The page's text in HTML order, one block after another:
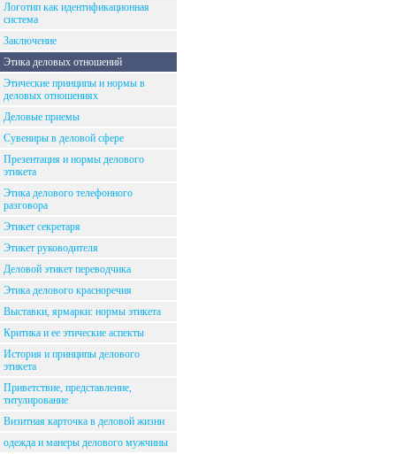
Логотип как идентификационная
система
Заключение
Этика деловых отношений
Этические принципы и нормы в
деловых отношениях
Деловые приемы
Сувениры в деловой сфере
Презентация и нормы делового
этикета
Этика делового телефонного
разговора
Этикет секретаря
Этикет руководителя
Деловой этикет переводчика
Этика делового красноречия
Выставки, ярмарки: нормы этикета
Критика и ее этические аспекты
История и принципы делового
этикета
Приветствие, представление,
титулирование
Визитная карточка в деловой жизни
одежда и манеры делового мужчины